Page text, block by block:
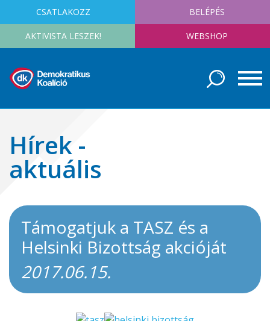
CSATLAKOZZ BELÉPÉS
AKTIVISTA LESZEK! WEBSHOP
Hírek -
aktuális
Támogatjuk a TASZ és a
Helsinki Bizottság akcióját
2017.06.15.